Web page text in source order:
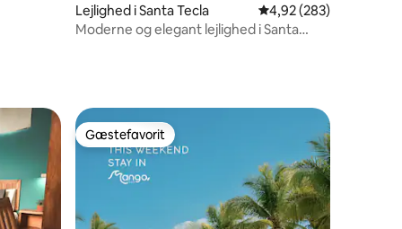
Lejlighed i Santa Tecla 4,92 ud af 5 i
4,92 (283)
Moderne og elegant lejlighed i Santa
Gæstefavorit
Gæstefavorit